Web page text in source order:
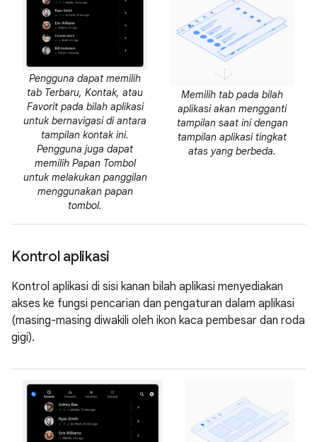
Pengguna dapat memilih
tab Terbaru, Kontak, atau
Favorit pada bilah aplikasi
untuk bernavigasi di antara
tampilan kontak ini.
Pengguna juga dapat
memilih Papan Tombol
untuk melakukan panggilan
menggunakan papan
tombol.
Memilih tab pada bilah
aplikasi akan mengganti
tampilan saat ini dengan
tampilan aplikasi tingkat
atas yang berbeda.
Kontrol aplikasi
Kontrol aplikasi di sisi kanan bilah aplikasi menyediakan
akses ke fungsi pencarian dan pengaturan dalam aplikasi
(masing-masing diwakili oleh ikon kaca pembesar dan roda
gigi).